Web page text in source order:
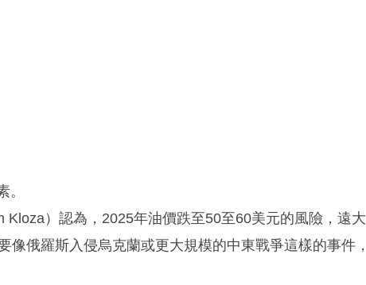
。
Kloza）認為，2025年油價跌至50至60美元的風險，遠大
像俄羅斯入侵烏克蘭或更大規模的中東戰爭這樣的事件，